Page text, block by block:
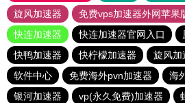
旋风加速器
免费vps加速器外网苹果
快连加速器
快连加速器官网入口
快鸭加速器
快柠檬加速器 旋风加
软件中心
免费海外pvn加速器
海
银河加速器
vp(永久免费)加速器